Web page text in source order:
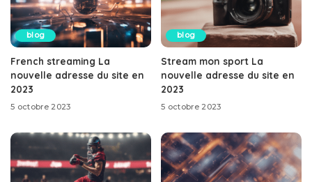
blog
French streaming La
nouvelle adresse du site en
2023
5 octobre 2023
blog
Stream mon sport La
nouvelle adresse du site en
2023
5 octobre 2023